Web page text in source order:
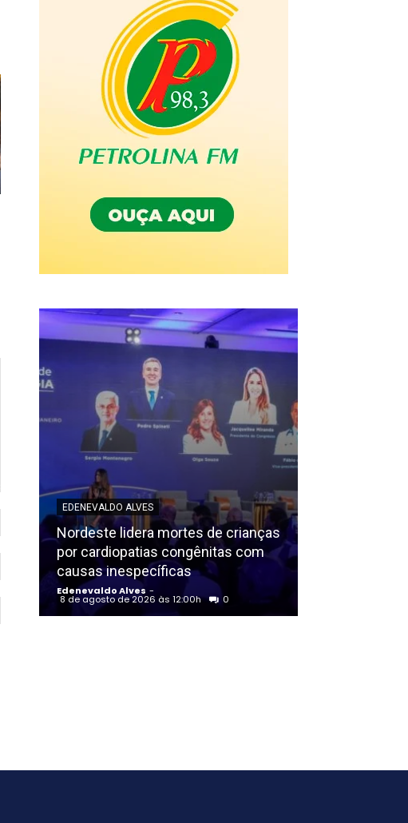
EDENEVALDO ALVES
Nordeste lidera mortes de crianças
por cardiopatias congênitas com
causas inespecíficas
Edenevaldo Alves -
8 de agosto de 2026 às 12:00h 0